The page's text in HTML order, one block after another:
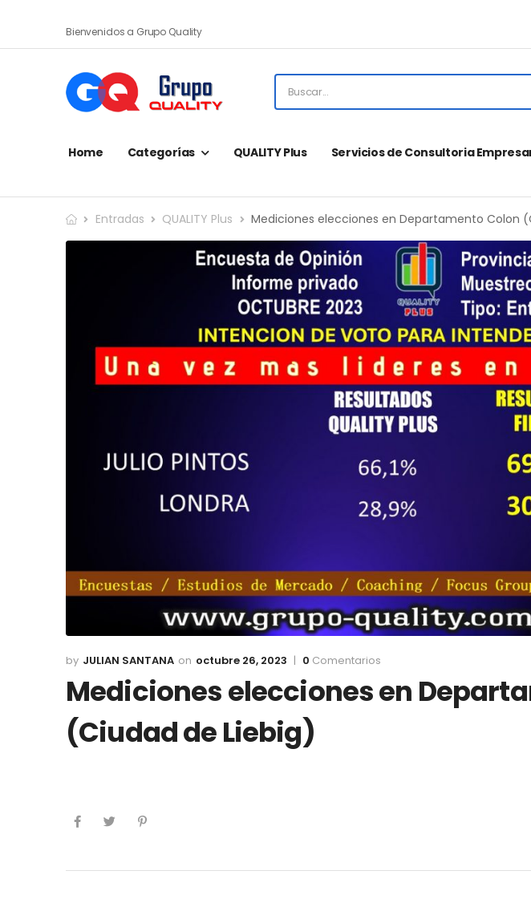
Bienvenidos a Grupo Quality
Home Categorías QUALITY Plus Servicios de Consultoria
Entradas QUALITY Plus Mediciones elecciones en Departamento Colon
JULIAN SANTANA octubre 26, 2023 0 Comentarios
Mediciones elecciones en
(Ciudad de Liebig)